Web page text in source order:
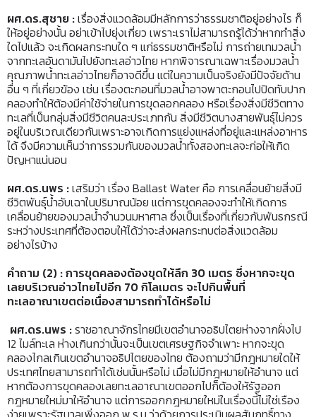
ผศ.ดร.สุชาย :เรื่องสิ่งแวดล้อมมีหลักการว่าธรรมชาติอยู่อย่างไร ก็
ให้อยู่อย่างนั้น อย่าเข้าไปยุ่งเกี่ยว เพราะเราไม่สามารถรู้ได้ว่าหากทำสิ่ง
ใดไปแล้ว จะเกิดผลกระทบใด ๆ แก่ธรรมชาติหรือไม่ การถ่ายเทมวลน้ำ
จากทะเลอันดามันไปยังทะเลอ่าวไทย หากพิจารณาเฉพาะเรื่องมวลน้ำ
คุณภาพน้ำทะเลอ่าวไทยก็อาจดีขึ้น แต่ในความเป็นจริงยังมีปัจจัยด้าน
อื่น ๆ ที่เกี่ยวข้อง เช่น เรื่องตะกอนที่มวลน้ำอาจพาตะกอนไปปิดทับปาก
คลองทำให้ต้องมีค่าใช้จ่ายในการขุดลอกคลอง หรือเรื่องสิ่งมีชีวิตทาง
ทะเลที่เป็นกลุ่มสิ่งมีชีวิตคนละประเภทกัน สิ่งมีชีวิตบางสายพันธุ์ไม่ควร
อยู่ในบริเวณเดียวกันเพราะอาจเกิดการแย่งแหล่งที่อยู่และแหล่งอาหาร
ได้ จึงมีความเห็นว่าการรวมกันของมวลน้ำทั้งสองทะเลจะก่อให้เกิด
ปัญหาแน่นอน
ผศ.ดร.นพร :เสริมว่า เรื่อง Ballast Water คือ การเคลื่อนย้ายสิ่งมี
ชีวิตพันธุ์น้ำอับเฉาในปริมาณน้อย แต่การขุดคลองจะทำให้เกิดการ
เคลื่อนย้ายของมวลน้ำจำนวนมหาศาล ซึ่งเป็นเรื่องที่เกี่ยวกับพันธกรณี
ระหว่างประเทศที่ต้องตอบให้ได้ว่าจะส่งผลกระทบต่อสิ่งแวดล้อม
อย่างไรบ้าง
คำถาม (2) : การขุดคลองต้องขุดให้ลึก 30 เมตร ซึ่งหากจะขุด
เลยบริเวณอ่าวไทยไปอีก 70 กิโลเมตร จะไปกินพื้นที่
ทะเลอาณาเขตต่อเนื่องสามารถทำได้หรือไม่
ผศ.ดร.นพร :ราชอาณาจักรไทยมีเขตอำนาจอธิปไตยห่างจากฝั่งไป
12 ไมล์ทะเล ห่างเกินกว่านั้นจะเป็นเขตเศรษฐกิจจำเพาะ หากจะขุด
คลองไกลเกินเขตอำนาจอธิปไตยของไทย ต้องถามว่ามีกฎหมายใดให้
ประเทศไทยสามารถทำได้เช่นนั้นหรือไม่ เมื่อไม่มีกฎหมายให้อำนาจ แต่
หากต้องการขุดคลองเลยทะเลอาณาเขตออกไปก็ต้องให้รัฐออก
กฎหมายใหม่มาให้อำนาจ แต่การออกกฎหมายใหม่ในเรื่องนี้ไม่ใช่เรือง